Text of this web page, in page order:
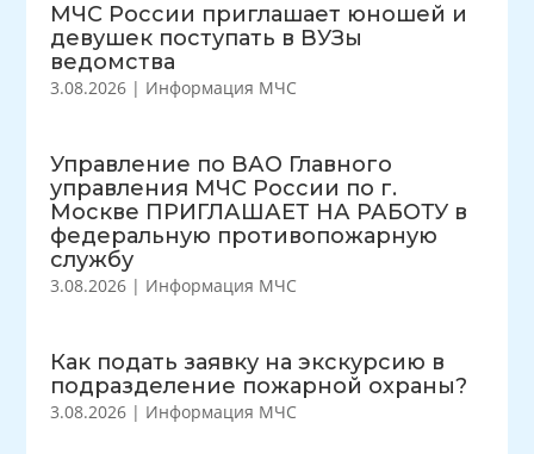
МЧС России приглашает юношей и
девушек поступать в ВУЗы
ведомства
3.08.2026 | Информация МЧС
Управление по ВАО Главного
управления МЧС России по г.
Москве ПРИГЛАШАЕТ НА РАБОТУ в
федеральную противопожарную
службу
3.08.2026 | Информация МЧС
Как подать заявку на экскурсию в
подразделение пожарной охраны?
3.08.2026 | Информация МЧС